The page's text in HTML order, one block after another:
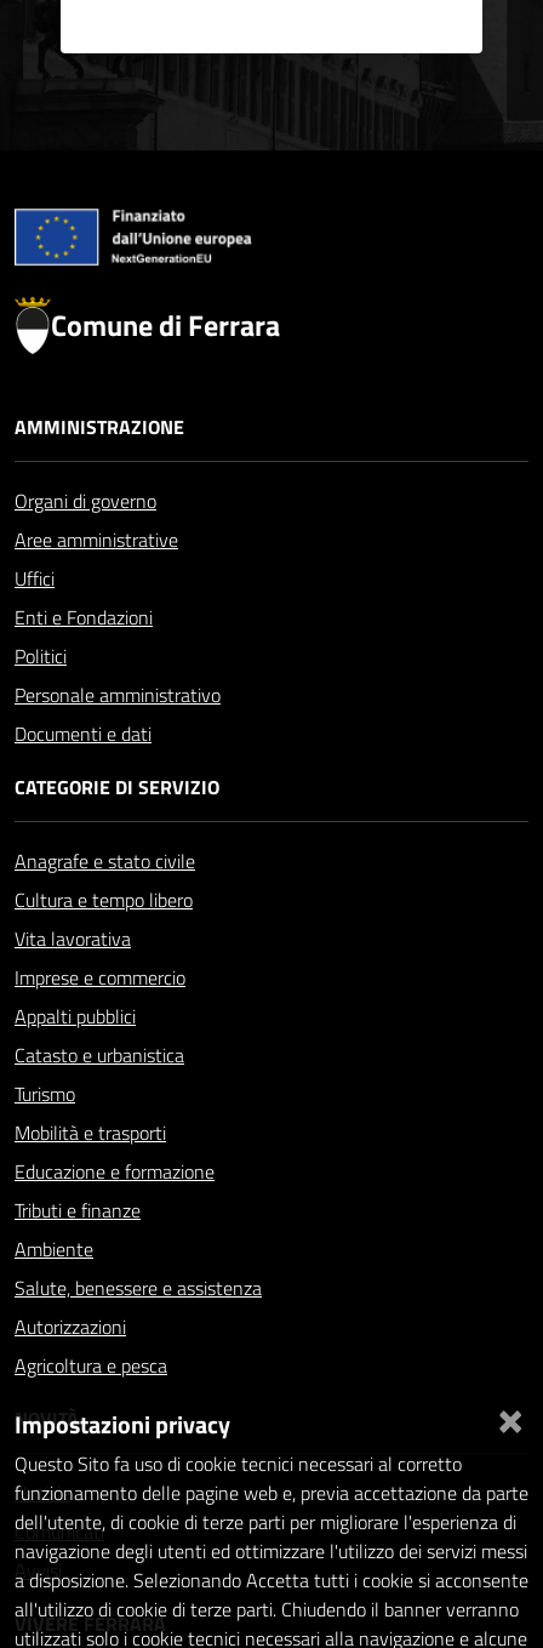
Comune di Ferrara
AMMINISTRAZIONE
Organi di governo
Aree amministrative
Uffici
Enti e Fondazioni
Politici
Personale amministrativo
Documenti e dati
CATEGORIE DI SERVIZIO
Anagrafe e stato civile
Cultura e tempo libero
Vita lavorativa
Imprese e commercio
Appalti pubblici
Catasto e urbanistica
Turismo
Mobilità e trasporti
Educazione e formazione
Tributi e finanze
Ambiente
Salute, benessere e assistenza
Autorizzazioni
Agricoltura e pesca
NOVITÀ
Notizie
Comunicati
Avvisi
VIVERE FERRARA
×
Impostazioni privacy
Questo Sito fa uso di cookie tecnici necessari al corretto
funzionamento delle pagine web e, previa accettazione da parte
dell'utente, di cookie di terze parti per migliorare l'esperienza di
navigazione degli utenti ed ottimizzare l'utilizzo dei servizi messi
a disposizione. Selezionando Accetta tutti i cookie si acconsente
all'utilizzo di cookie di terze parti. Chiudendo il banner verranno
utilizzati solo i cookie tecnici necessari alla navigazione e alcune